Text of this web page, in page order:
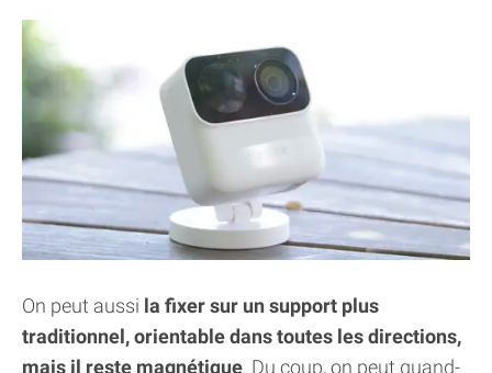
On peut aussi la fixer sur un support plus
traditionnel, orientable dans toutes les directions,
mais il reste magnétique. Du coup, on peut quand-